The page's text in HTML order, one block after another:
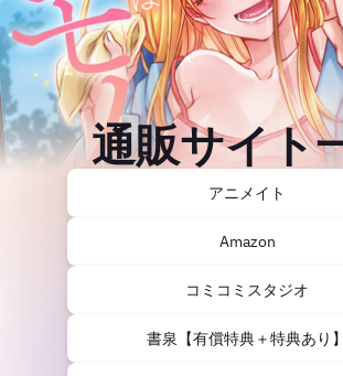
通販サイト
アニメイト
Amazon
コミコミスタジオ
書泉【有償特典＋特典あり】